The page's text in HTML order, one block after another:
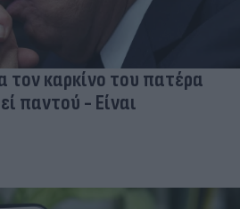
τον καρκίνο του πατέρα
παντού - Είναι